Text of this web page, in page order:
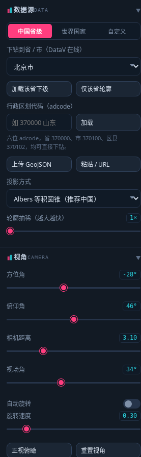
☰ 面板 地图
数据源DATA ▶
中国省级 世界国家 自定义
下钻到省 / 市（DataV 在线）
加载该省下级
仅该省轮廓
行政区划代码（adcode）
加载
六位 adcode，省 370000、市 370100、区县
370102，均可直接下钻。
上传 GeoJSON
粘贴 / URL
投影方式
轮廓抽稀（越大越快） 1×
视角CAMERA ▶
方位角 -28°
俯仰角 46°
相机距离 3.10
视场角 34°
自动旋转
旋转速度
0.30
正视俯瞰 重置视角